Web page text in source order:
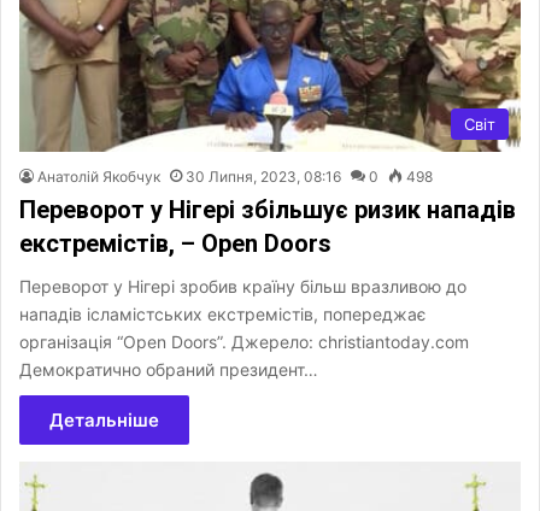
Світ
Анатолій Якобчук 30 Липня, 2023, 08:16 0 498
Переворот у Нігері збільшує ризик нападів
екстремістів, – Open Doors
Переворот у Нігері зробив країну більш вразливою до
нападів ісламістських екстремістів, попереджає
організація “Open Doors”. Джерело: christiantoday.com
Демократично обраний президент…
Детальніше